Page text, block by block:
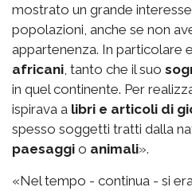
mostrato un grande
popolazioni, anche se non
appartenenza. In particolare
africani , tanto che il suo
in quel continente. Per
ispirava a libri e articoli di
spesso soggetti tratti dalla
paesaggi o animali».
«Nel tempo - continua - si